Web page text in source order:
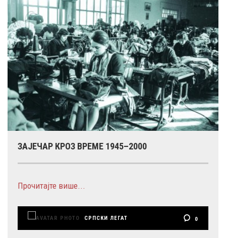
ЗАЈЕЧАР КРОЗ ВРЕМЕ 1945–2000
Прочитајте више...
СРПСКИ ЛЕГАТ 0